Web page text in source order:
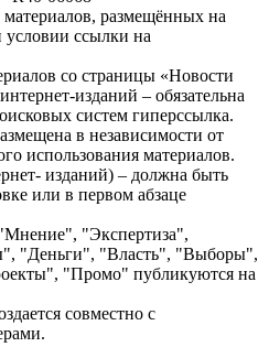
размещённых на
условии ссылки на
со страницы «Новости
изданий – обязательна
систем гиперссылка.
в независимости от
использования материалов.
изданий) – должна быть
или в первом абзаце
"Экспертиза",
"Деньги", "Власть", "Выборы",
"Промо" публикуются на
совместно с